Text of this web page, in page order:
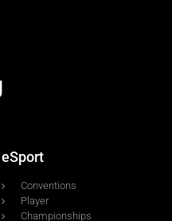
eSport
Conventions
Player
Championships